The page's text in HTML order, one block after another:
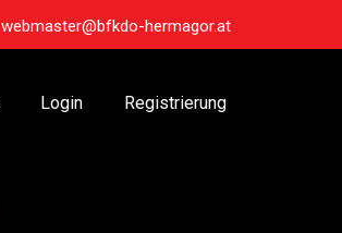
webmaster@bfkdo-hermagor.at
Login Registrierung